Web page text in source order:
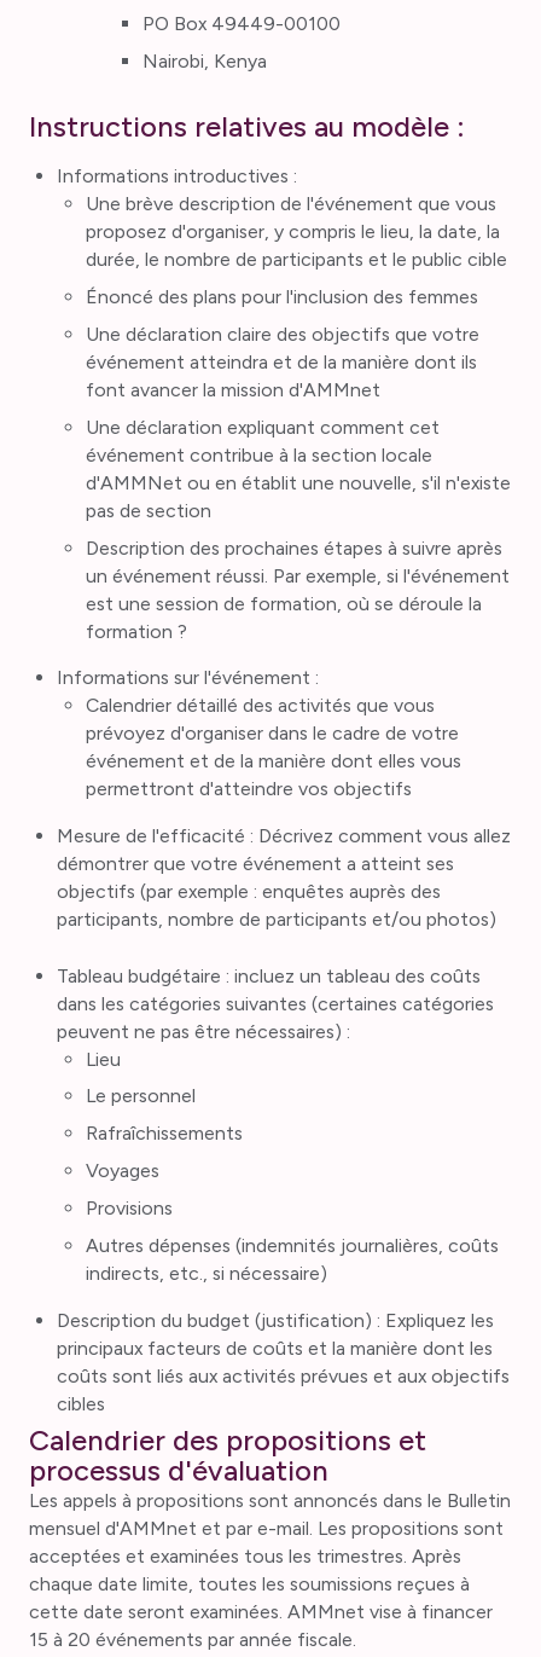
PO Box 49449-00100
Nairobi, Kenya
Instructions relatives au modèle :
Informations introductives :
Une brève description de l'événement que vous
proposez d'organiser, y compris le lieu, la date, la
durée, le nombre de participants et le public cible
Énoncé des plans pour l'inclusion des femmes
Une déclaration claire des objectifs que votre
événement atteindra et de la manière dont ils
font avancer la mission d'AMMnet
Une déclaration expliquant comment cet
événement contribue à la section locale
d'AMMNet ou en établit une nouvelle, s'il n'existe
pas de section
Description des prochaines étapes à suivre après
un événement réussi. Par exemple, si l'événement
est une session de formation, où se déroule la
formation ?
Informations sur l'événement :
Calendrier détaillé des activités que vous
prévoyez d'organiser dans le cadre de votre
événement et de la manière dont elles vous
permettront d'atteindre vos objectifs
Mesure de l'efficacité : Décrivez comment vous allez
démontrer que votre événement a atteint ses
objectifs (par exemple : enquêtes auprès des
participants, nombre de participants et/ou photos)
Tableau budgétaire : incluez un tableau des coûts
dans les catégories suivantes (certaines catégories
peuvent ne pas être nécessaires) :
Lieu
Le personnel
Rafraîchissements
Voyages
Provisions
Autres dépenses (indemnités journalières, coûts
indirects, etc., si nécessaire)
Description du budget (justification) : Expliquez les
principaux facteurs de coûts et la manière dont les
coûts sont liés aux activités prévues et aux objectifs
cibles
Calendrier des propositions et
processus d'évaluation
Les appels à propositions sont annoncés dans le Bulletin
mensuel d'AMMnet et par e-mail. Les propositions sont
acceptées et examinées tous les trimestres. Après
chaque date limite, toutes les soumissions reçues à
cette date seront examinées. AMMnet vise à financer
15 à 20 événements par année fiscale.